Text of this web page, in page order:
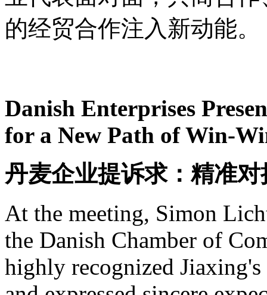
的经贸合作注入新动能。
Danish Enterprises
for a New Path of Win-
丹麦企业提诉求：精准
At the meeting, Simon
the Danish Chamber of
highly recognized